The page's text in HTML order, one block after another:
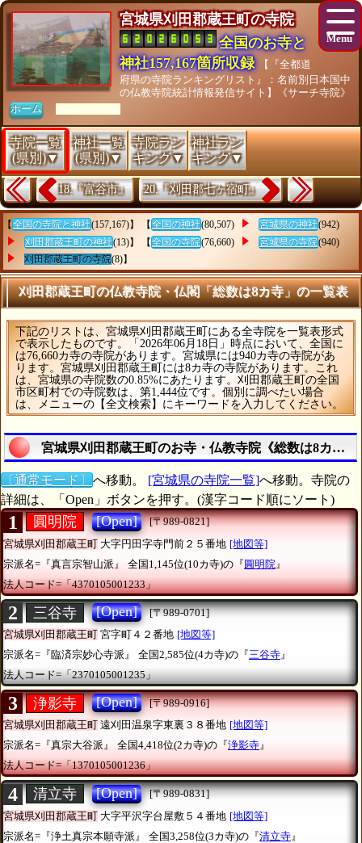
宮城県刈田郡蔵王町の寺院
全国のお寺と
神社157,167箇所収録
【『全都道
府県の寺院ランキングリスト』：名前別日本国中
の仏教寺院統計情報発信サイト】《サーチ寺院》
ホーム
[As of 26/07/28]
寺院一覧
(県別)▼
神社一覧
(県別)▼
寺院ラン
キング▼
神社ラン
キング▼
18.『富谷市』 20.『刈田郡七ヶ宿町』
【 全国の寺院と神社(157,167)】 【 全国の神社(80,507) 宮城県の神社(942)
刈田郡蔵王町の神社(13)】 【 全国の寺院(76,660) 宮城県の寺院(940)
刈田郡蔵王町の寺院(8)】
刈田郡蔵王町の仏教寺院・仏閣「総数は8カ寺」の一覧表
下記のリストは、宮城県刈田郡蔵王町にある全寺院を一覧表形式
で表示したものです。「2026年06月18日」時点において、全国に
は76,660カ寺の寺院があります。宮城県には940カ寺の寺院があ
ります。宮城県刈田郡蔵王町には8カ寺の寺院があります。これ
は、宮城県の寺院数の0.85%にあたります。刈田郡蔵王町の全国
市区町村での寺院数は、第1,444位です。個別に調べたい場合
は、メニューの【全文検索】にキーワードを入力してください。
宮城県刈田郡蔵王町のお寺・仏教寺院《総数は8カ寺》
〔通常モード〕 へ移動。 [宮城県の寺院一覧]へ移動。寺院の
詳細は、「Open」ボタンを押す。(漢字コード順にソート)
1 圓明院 [Open]
[〒989-0821]
宮城県刈田郡蔵王町 大字円田字寺門前２５番地 [地図等]
宗派名=『真言宗智山派』
全国1,145位(10カ寺)の『圓明院 』
法人コード=「4370105001233」
2 三谷寺 [Open]
[〒989-0701]
宮城県刈田郡蔵王町 宮字町４２番地 [地図等]
宗派名=『臨済宗妙心寺派』
全国2,585位(4カ寺)の『三谷寺』
法人コード=「2370105001235」
3 浄影寺 [Open]
[〒989-0916]
宮城県刈田郡蔵王町 遠刈田温泉字東裏３８番地 [地図等]
宗派名=『真宗大谷派』
全国4,418位(2カ寺)の『浄影寺』
法人コード=「1370105001236」
4 清立寺 [Open]
[〒989-0831]
宮城県刈田郡蔵王町 大字平沢字台屋敷５４番地 [地図等]
宗派名=『浄土真宗本願寺派』
全国3,258位(3カ寺)の『清立寺 』